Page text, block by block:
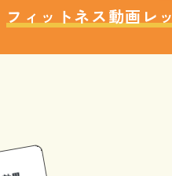
フィットネス動画レ